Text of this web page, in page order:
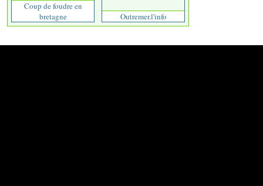
Coup de foudre en
bretagne
Outremer.l'info